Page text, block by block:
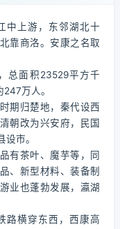
中上游，东邻湖北十
靠商洛。安康之名取
总面积23529平方千
万人。
期归楚地，秦代设西
朝改为兴安府，民国
市。
有茶叶、魔芋等，同
、新型材料、装备制
业也蓬勃发展，瀛湖
路横穿东西，西康高